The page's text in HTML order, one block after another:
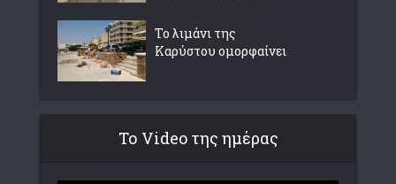
Το λιμάνι της
Καρύστου ομορφαίνει
Το Video της ημέρας